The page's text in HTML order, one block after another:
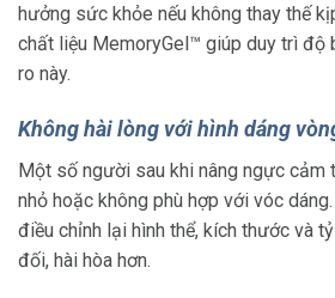
hưởng sức khỏe nếu không thay thế
chất liệu MemoryGel™ giúp duy trì độ
ro này.
Không hài lòng với hình dáng
Một số người sau khi nâng ngực cảm
nhỏ hoặc không phù hợp với vóc
điều chỉnh lại hình thể, kích thước và
đối, hài hòa hơn.